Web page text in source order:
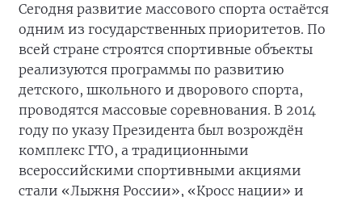
Сегодня развитие массового спорта остаётся
одним из государственных приоритетов. По
всей стране строятся спортивные объекты
реализуются программы по развитию
детского, школьного и дворового спорта,
проводятся массовые соревнования. В 2014
году по указу Президента был возрождён
комплекс ГТО, а традиционными
всероссийскими спортивными акциями
стали «Лыжня России», «Кросс нации» и